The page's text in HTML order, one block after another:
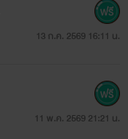
13 ก.ค. 2569 16:11 น.
11 พ.ค. 2569 21:21 น.